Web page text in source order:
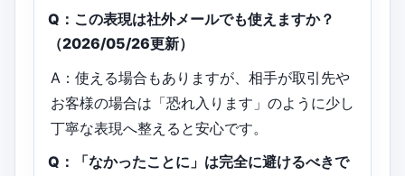
Q：この表現は社外メールでも使えますか？
（2026/05/26更新）
A：使える場合もありますが、相手が取引先や
お客様の場合は「恐れ入ります」のように少し
丁寧な表現へ整えると安心です。
Q：「なかったことに」は完全に避けるべきで